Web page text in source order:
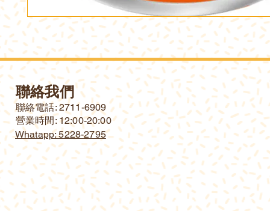
聯絡我們
​聯絡電話: 2711-6909
營業時間: 12:00-20:00
Whatapp: 5228-2795